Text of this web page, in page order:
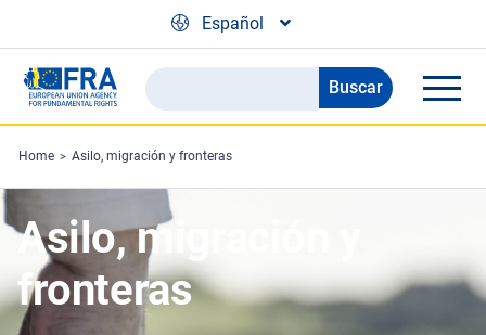
Español
Search
the
FRA
website
Buscar
Home Asilo, migración y fronteras
Asilo, migración y
fronteras